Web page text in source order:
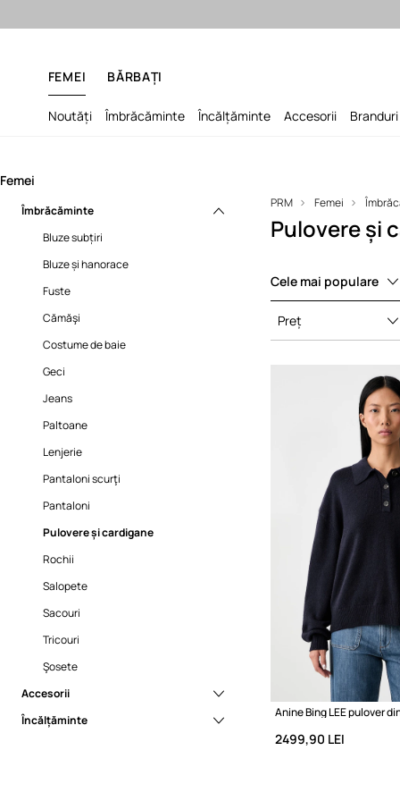
FEMEI BĂRBAȚI
Noutăți Îmbrăcăminte Încălțăminte Accesorii Branduri
Femei
Îmbrăcăminte
Bluze subțiri
Bluze și hanorace
Fuste
Cămăşi
Costume de baie
Geci
Jeans
Paltoane
Lenjerie
Pantaloni scurţi
Pantaloni
Pulovere și cardigane
Rochii
Salopete
Sacouri
Tricouri
Şosete
Accesorii
Bijuterii
Încălțăminte
PRM Femei
Pulovere și
Cele mai populare
Preț
2499,90 LEI